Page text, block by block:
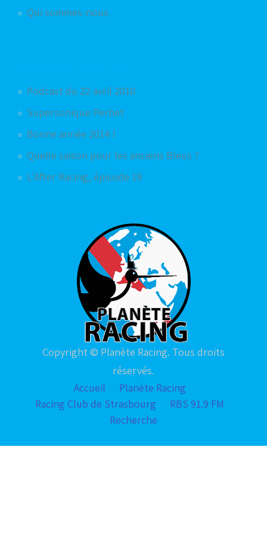
Qui sommes-nous
Podcast du 22 avril 2010
Supersonique Perbet
Bonne année 2014 !
Quelle saison pour les anciens Bleus ?
L'After Racing, épisode 19
Copyright © Planète Racing. Tous droits
réservés.
Accueil
Planète Racing
Racing Club de Strasbourg
RBS 91.9 FM
Recherche